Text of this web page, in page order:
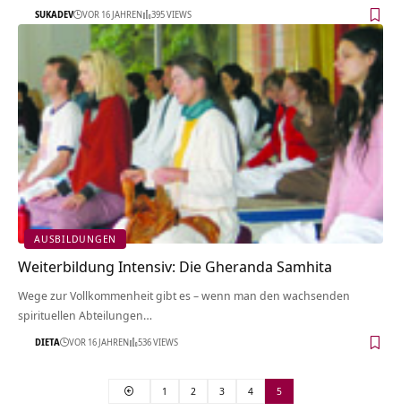
SUKADEV VOR 16 JAHREN 395 VIEWS
AUSBILDUNGEN
Weiterbildung Intensiv: Die Gheranda Samhita
Wege zur Vollkommenheit gibt es – wenn man den wachsenden
spirituellen Abteilungen…
DIETA VOR 16 JAHREN 536 VIEWS
1 2 3 4 5